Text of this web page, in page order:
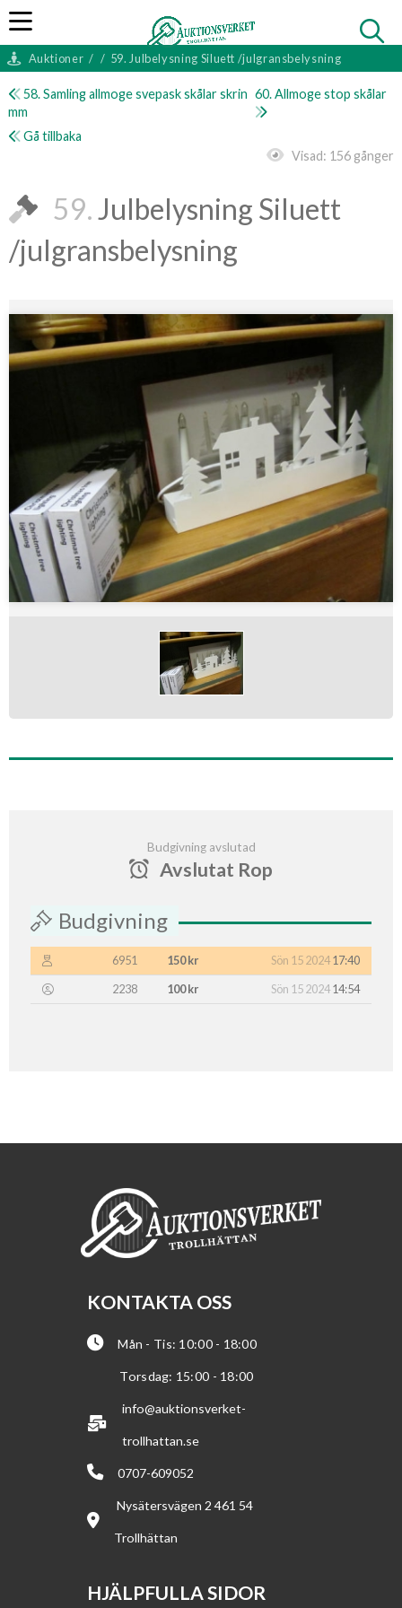
Auktioner / / 59. Julbelysning Siluett /julgransbelysning
58. Samling allmoge svepask skålar skrin
mm
60. Allmoge stop skålar
Gå tillbaka
Visad: 156 gånger
59.Julbelysning Siluett
/julgransbelysning
Budgivning avslutad
Avslutat Rop
Budgivning
6951 150 kr Sön 15 202417:40
2238
100 kr Sön 15 202414:54
KONTAKTA OSS
Mån - Tis: 10:00 - 18:00
Torsdag: 15:00 - 18:00
info@auktionsverket-
trollhattan.se
0707-609052
Nysätersvägen 2 461 54
Trollhättan
HJÄLPFULLA SIDOR